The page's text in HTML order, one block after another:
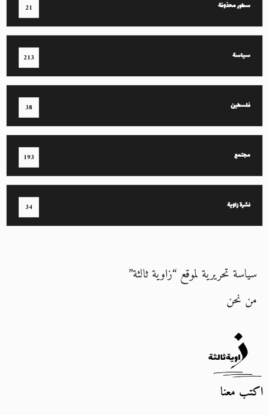
سطور محذوفة 21
سياسة 213
فلسطين 38
مجتمع 193
نشرة زاوية 34
سياسة تحريرية لموقع “زاوية ثالثة”
من نحن
اكتب معنا